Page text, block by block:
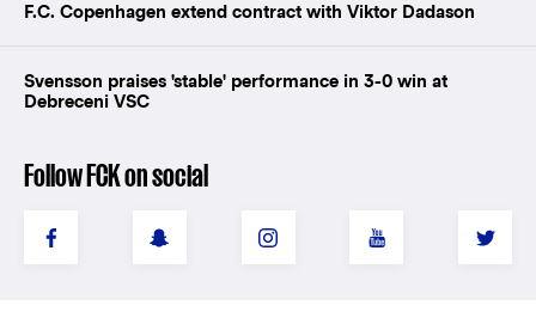
F.C. Copenhagen extend contract with Viktor Dadason
Svensson praises 'stable' performance in 3-0 win at
Debreceni VSC
Follow FCK on social